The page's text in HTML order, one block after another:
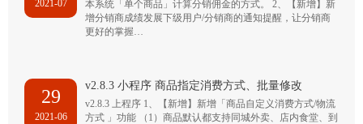
2021-07
本系统「单个商品」计算分销佣金的方式。 2、【新增】新
增分销商成绩发展下级用户/分销商的通知提醒，让分销商
更好的掌握…
29
2021-06
v2.8.3 小程序 商品指定消费方式、批量修改
v2.8.3 上程序 1、【新增】新增「商品自定义消费方式/物流
方式 」功能 （1）商品默认都支持同城外卖、店内食堂、到